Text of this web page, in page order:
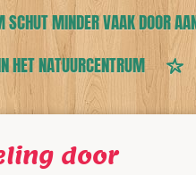
MINDER VAAK DOOR
HET NATUURCENTRUM
door